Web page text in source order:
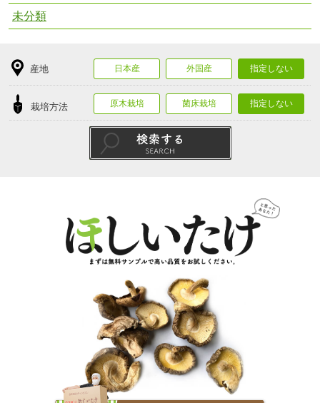
未分類
産地 日本産 外国産 指定しない
栽培方法 原木栽培 菌床栽培 指定しない